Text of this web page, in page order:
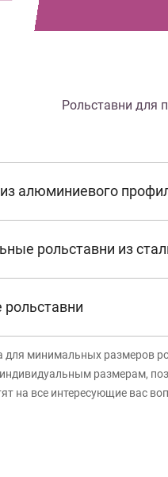
Рольставни для
алюминиевого
рольставни из
для минимальных размеров
размерам,
на все интересующие вас